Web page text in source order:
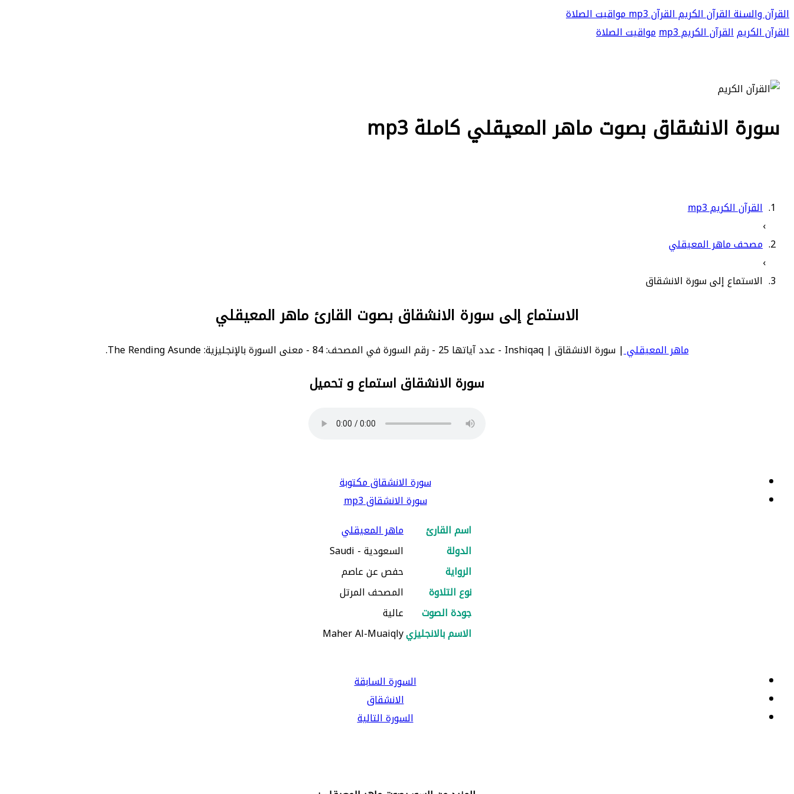
القرآن والسنةالقرآن الكريمالقرآن mp3
مواقيت الصلاة
القرآن الكريمالقرآن الكريم mp3 مواقيت الصلاة
سورة الانشقاق بصوت ماهر المعيقلي كاملة mp3
القرآن الكريم mp3
›
مصحف ماهر المعيقلي
›
الاستماع إلى سورة الانشقاق
الاستماع إلى سورة الانشقاق بصوت القارئ ماهر المعيقلي
ماهر المعيقلي| سورة الانشقاق | Inshiqaq - عدد آياتها 25 - رقم السورة في المصحف: 84 - معنى السورة بالإنجليزية: The Rending Asunde.
سورة الانشقاق استماع و تحميل
سورة الانشقاق مكتوبة
سورة الانشقاق mp3
اسم القارئ
ماهر المعيقلي
الدولة
السعودية - Saudi
الرواية
حفص عن عاصم
نوع التلاوة
المصحف المرتل
جودة الصوت
عالية
الاسم بالانجليزيMaher Al-Muaiqly
السورة السابقة
الانشقاق
السورة التالية